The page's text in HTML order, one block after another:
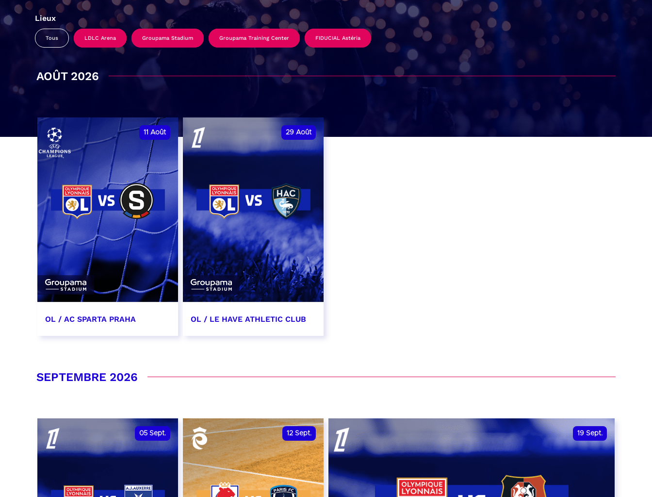
Lieux
Tous LDLC Arena Groupama Stadium Groupama Training Center FIDUCIAL Astéria
AOÛT 2026
11 Août
OL / AC SPARTA PRAHA
29 Août
OL / LE HAVE ATHLETIC CLUB
SEPTEMBRE 2026
05 Sept. 12 Sept. 19 Sept.